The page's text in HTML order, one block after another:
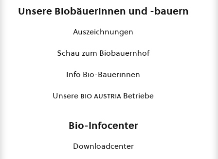
Unsere Biobäuerinnen und -bauern
Auszeichnungen
Schau zum Biobauernhof
Info Bio-Bäuerinnen
Unsere bio austria Betriebe
Bio-Infocenter
Downloadcenter